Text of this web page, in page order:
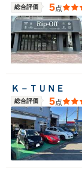
総合評価 5点
Ｋ－ＴＵＮＥ
総合評価 5点